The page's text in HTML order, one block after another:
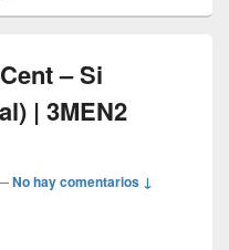
– Si
| 3MEN2
No hay comentarios ↓